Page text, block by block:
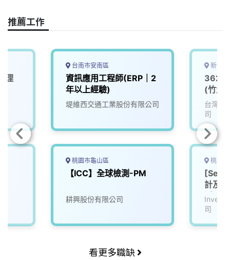
o
k
n
k
推薦工作
理
台南市安南區
資訊應用工程師(ERP｜2
年以上經驗)
堤維西交通工業股份有限公司
桃園市龜山區
【ICC】全球檢測-PM
耕興股份有限公司
新竹
(竹北)
台灣矽
司
桃園
計及
溪)
司
看更多職缺